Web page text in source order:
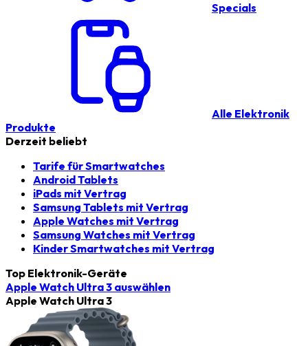
Specials
Alle Elektronik
Produkte
Derzeit beliebt
Tarife für Smartwatches
Android Tablets
iPads mit Vertrag
Samsung Tablets mit Vertrag
Apple Watches mit Vertrag
Samsung Watches mit Vertrag
Kinder Smartwatches mit Vertrag
Top Elektronik-Geräte
Apple Watch Ultra 3 auswählen
Apple Watch Ultra 3